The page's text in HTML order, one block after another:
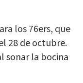
los 76ers, que
28 de octubre.
sonar la bocina